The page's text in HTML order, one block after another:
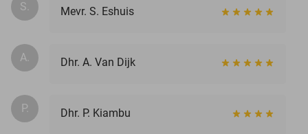
S. Mevr. S. Eshuis
A. Dhr. A. Van Dijk
P. Dhr. P. Kiambu